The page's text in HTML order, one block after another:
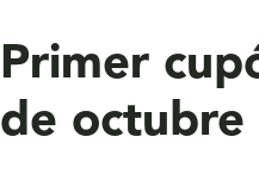
Primer
de octubre